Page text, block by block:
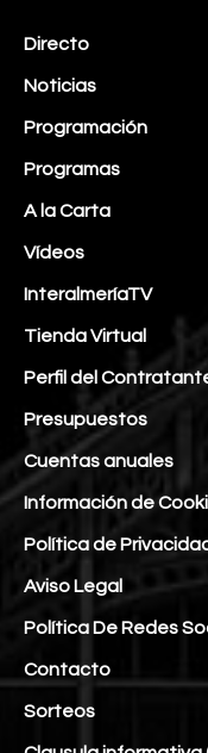
Directo
Noticias
Programación
Programas
A la Carta
Vídeos
InteralmeríaTV
Tienda Virtual
Perfil del
Presupuestos
Cuentas anuales
Información de
Política de
Aviso Legal
Política De Redes
Contacto
Sorteos